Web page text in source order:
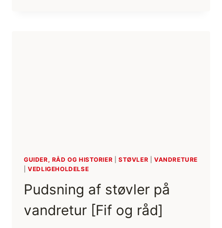
GUIDER, RÅD OG HISTORIER |STØVLER |VANDRETURE
|VEDLIGEHOLDELSE
Pudsning af støvler på
vandretur [Fif og råd]